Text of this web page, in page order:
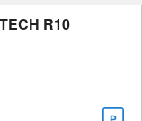
R10